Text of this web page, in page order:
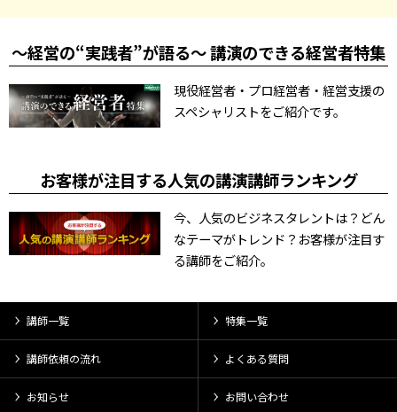
～経営の“実践者”が語る～ 講演のできる経営者特集
現役経営者・プロ経営者・経営支援の
スペシャリストをご紹介です。
お客様が注目する人気の講演講師ランキング
今、人気のビジネスタレントは？どん
なテーマがトレンド？お客様が注目す
る講師をご紹介。
講師一覧 特集一覧
講師依頼の流れ よくある質問
お知らせ お問い合わせ